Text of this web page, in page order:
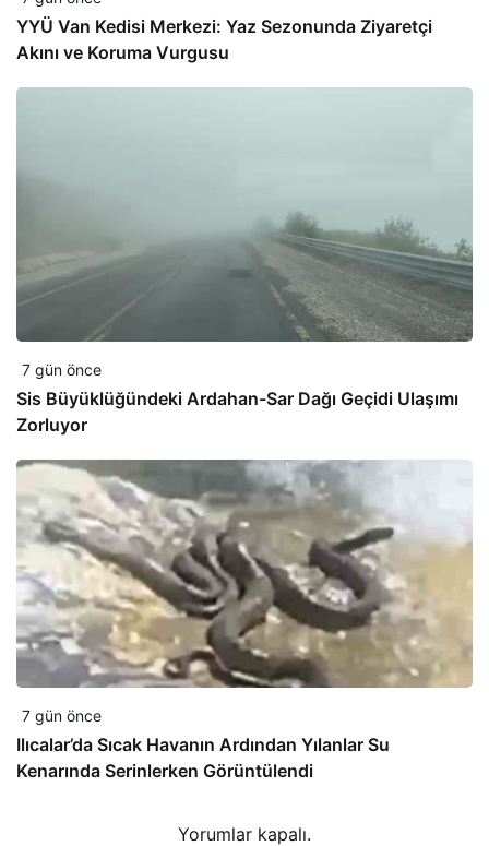
YYÜ Van Kedisi Merkezi: Yaz Sezonunda Ziyaretçi
Akını ve Koruma Vurgusu
7 gün önce
Sis Büyüklüğündeki Ardahan-Sar Dağı Geçidi Ulaşımı
Zorluyor
7 gün önce
Ilıcalar’da Sıcak Havanın Ardından Yılanlar Su
Kenarında Serinlerken Görüntülendi
Yorumlar kapalı.